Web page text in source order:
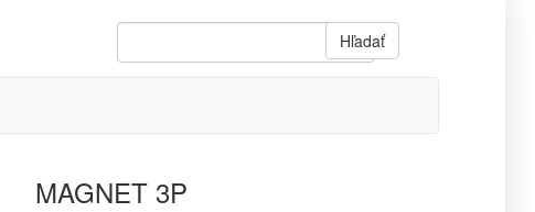
Hľadať
MAGNET 3P